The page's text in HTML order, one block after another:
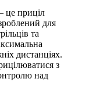
це приціл
для
та
дистанціях.
з
над